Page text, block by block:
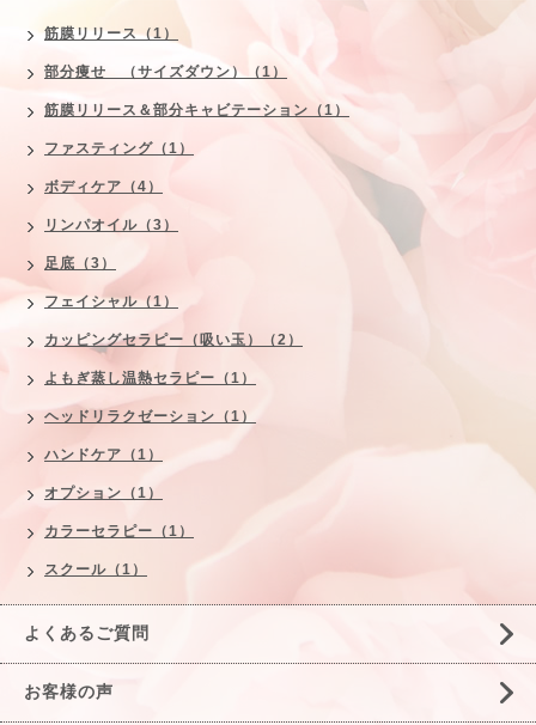
筋膜リリース（1）
部分痩せ （サイズダウン）（1）
筋膜リリース＆部分キャビテーション（1）
ファスティング（1）
ボディケア（4）
リンパオイル（3）
足底（3）
フェイシャル（1）
カッピングセラピー（吸い玉）（2）
よもぎ蒸し温熱セラピー（1）
ヘッドリラクゼーション（1）
ハンドケア（1）
オプション（1）
カラーセラピー（1）
スクール（1）
よくあるご質問
お客様の声